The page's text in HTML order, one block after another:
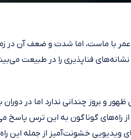
با ماست، اما شدت و ضعف آن در
نشانه‌های فناپذیری را در طبیعت
و بروز چندانی ندارد اما در دوران
راه‌های گوناگون به این ترس پاسخ
ویدیویی خشونت‌آمیز از جمله این